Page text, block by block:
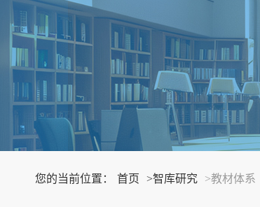
您的当前位置： 首页 >智库研究 >教材体系